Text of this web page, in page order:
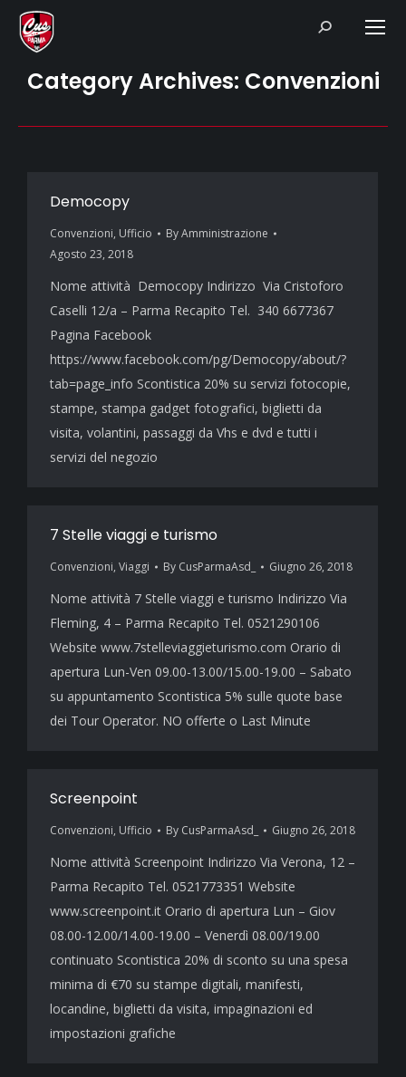
Search:
Category Archives: Convenzioni
Democopy
Convenzioni, Ufficio ByAmministrazione
Agosto 23, 2018
Nome attività Democopy Indirizzo Via Cristoforo
Caselli 12/a – Parma Recapito Tel. 340 6677367
Pagina Facebook
https://www.facebook.com/pg/Democopy/about/?
tab=page_info Scontistica 20% su servizi fotocopie,
stampe, stampa gadget fotografici, biglietti da
visita, volantini, passaggi da Vhs e dvd e tutti i
servizi del negozio
7 Stelle viaggi e turismo
Convenzioni, Viaggi By CusParmaAsd_ Giugno 26, 2018
Nome attività 7 Stelle viaggi e turismo Indirizzo Via
Fleming, 4 – Parma Recapito Tel. 0521290106
Website www.7stelleviaggieturismo.com Orario di
apertura Lun-Ven 09.00-13.00/15.00-19.00 – Sabato
su appuntamento Scontistica 5% sulle quote base
dei Tour Operator. NO offerte o Last Minute
Screenpoint
Convenzioni, Ufficio By CusParmaAsd_ Giugno 26, 2018
Nome attività Screenpoint Indirizzo Via Verona, 12 –
Parma Recapito Tel. 0521773351 Website
www.screenpoint.it Orario di apertura Lun – Giov
08.00-12.00/14.00-19.00 – Venerdì 08.00/19.00
continuato Scontistica 20% di sconto su una spesa
minima di €70 su stampe digitali, manifesti,
locandine, biglietti da visita, impaginazioni ed
impostazioni grafiche